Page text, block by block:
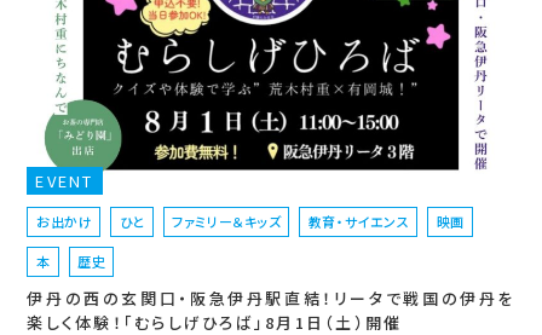
EVENT
お出かけ ひと ファミリー＆キッズ 教育・サイエンス 映画
本 歴史
伊丹の西の玄関口・阪急伊丹駅直結！リータで戦国の伊丹を
楽しく体験！「むらしげひろば」8月1日（土）開催